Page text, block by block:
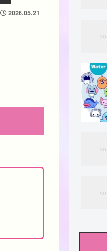
2026.05.21